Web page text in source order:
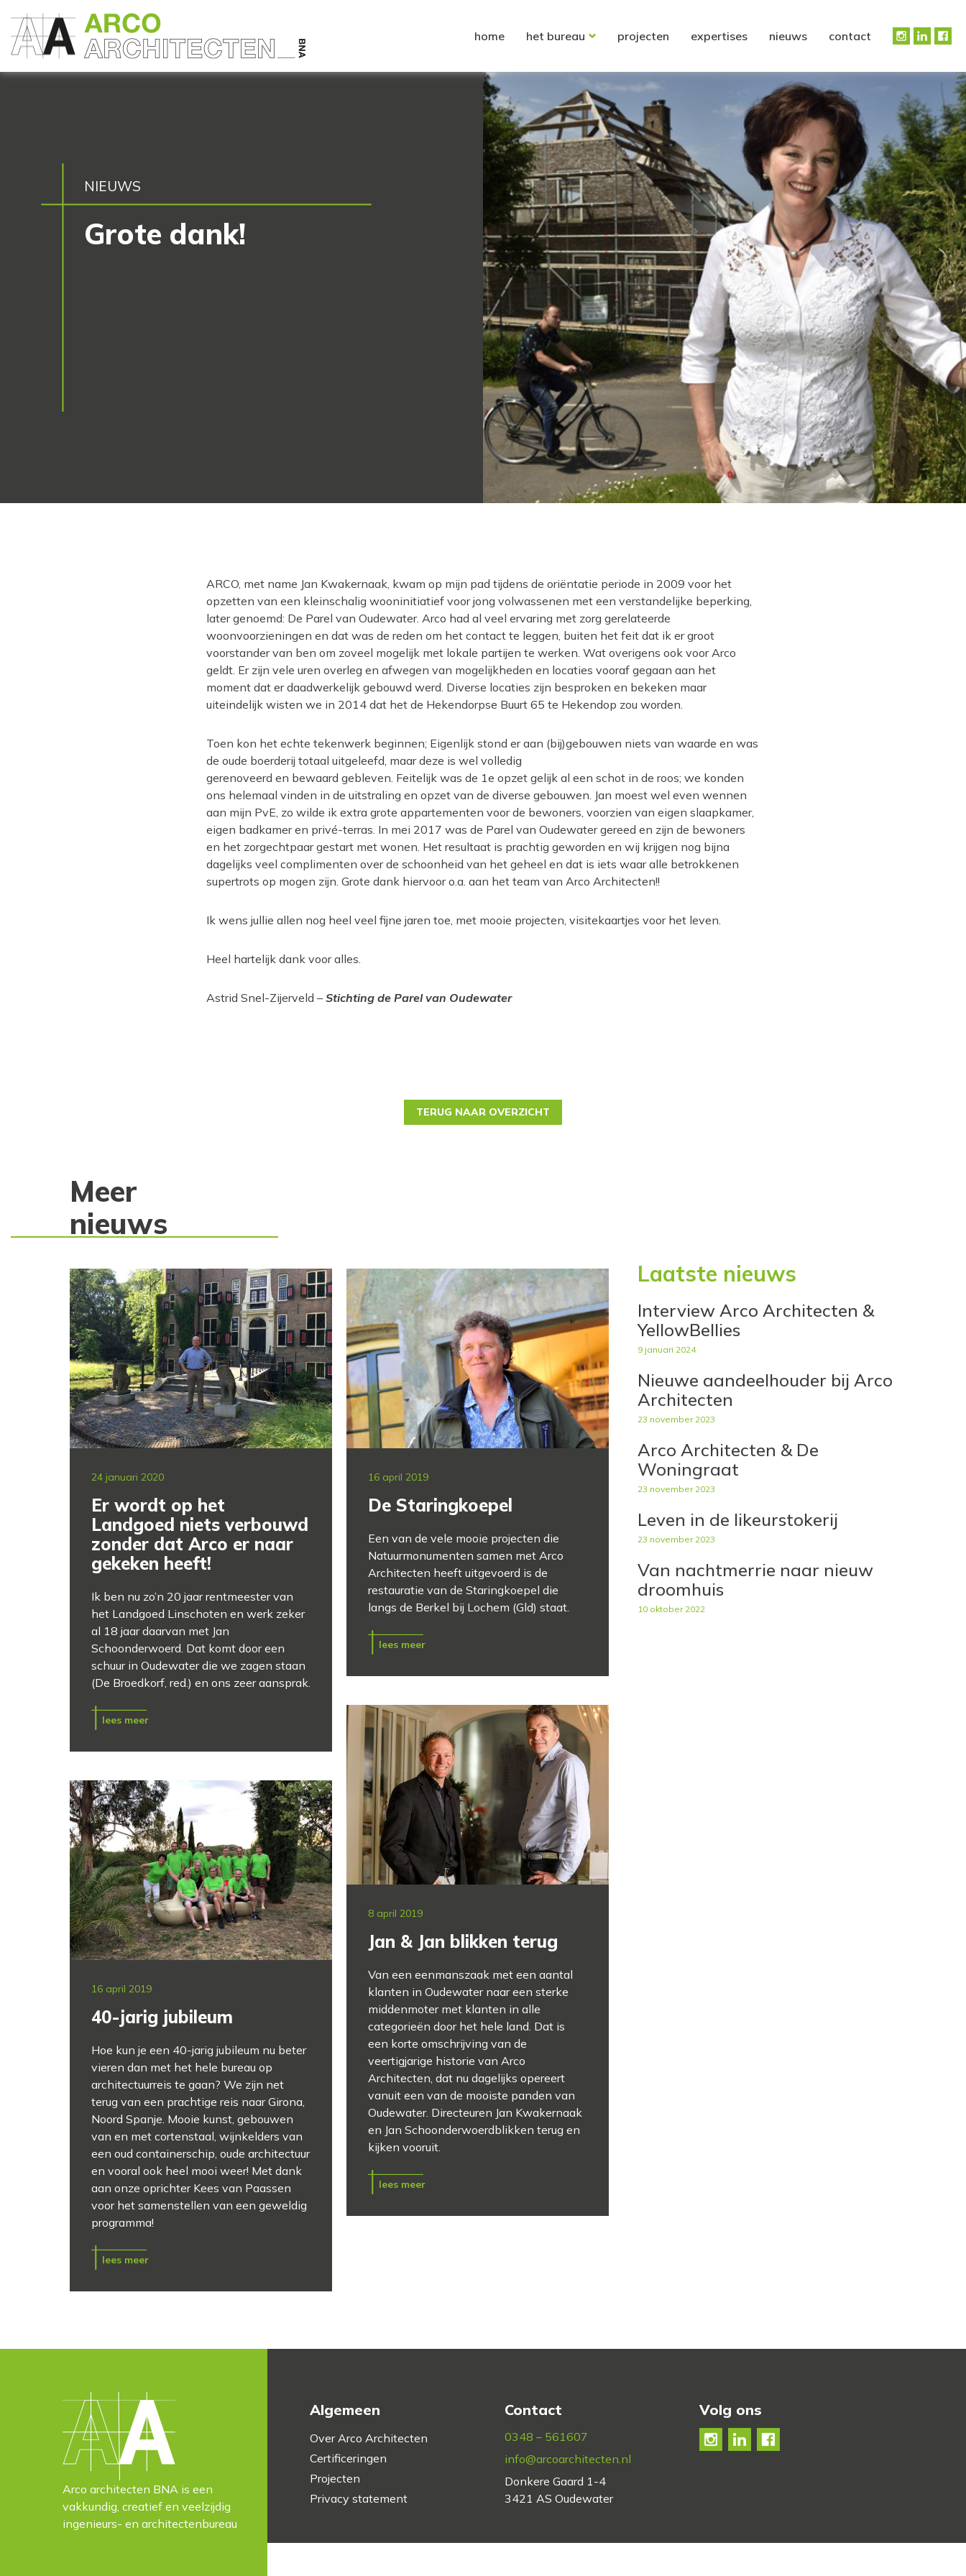
home het bureau projecten expertises nieuws contact
NIEUWS
Grote dank!
ARCO, met name Jan Kwakernaak, kwam op mijn pad tijdens de oriëntatie periode in 2009 voor het
opzetten van een kleinschalig wooninitiatief voor jong volwassenen met een verstandelijke beperking,
later genoemd: De Parel van Oudewater. Arco had al veel ervaring met zorg gerelateerde
woonvoorzieningen en dat was de reden om het contact te leggen, buiten het feit dat ik er groot
voorstander van ben om zoveel mogelijk met lokale partijen te werken. Wat overigens ook voor Arco
geldt. Er zijn vele uren overleg en afwegen van mogelijkheden en locaties vooraf gegaan aan het
moment dat er daadwerkelijk gebouwd werd. Diverse locaties zijn besproken en bekeken maar
uiteindelijk wisten we in 2014 dat het de Hekendorpse Buurt 65 te Hekendop zou worden.
Toen kon het echte tekenwerk beginnen; Eigenlijk stond er aan (bij)gebouwen niets van waarde en was
de oude boerderij totaal uitgeleefd, maar deze is wel volledig
gerenoveerd en bewaard gebleven. Feitelijk was de 1e opzet gelijk al een schot in de roos; we konden
ons helemaal vinden in de uitstraling en opzet van de diverse gebouwen. Jan moest wel even wennen
aan mijn PvE, zo wilde ik extra grote appartementen voor de bewoners, voorzien van eigen slaapkamer,
eigen badkamer en privé-terras. In mei 2017 was de Parel van Oudewater gereed en zijn de bewoners
en het zorgechtpaar gestart met wonen. Het resultaat is prachtig geworden en wij krijgen nog bijna
dagelijks veel complimenten over de schoonheid van het geheel en dat is iets waar alle betrokkenen
supertrots op mogen zijn. Grote dank hiervoor o.a. aan het team van Arco Architecten!!
Ik wens jullie allen nog heel veel fijne jaren toe, met mooie projecten, visitekaartjes voor het leven.
Heel hartelijk dank voor alles.
Astrid Snel-Zijerveld – Stichting de Parel van Oudewater
TERUG NAAR OVERZICHT
Meer
nieuws
24 januari 2020
Er wordt op het
Landgoed niets verbouwd
zonder dat Arco er naar
gekeken heeft!
Ik ben nu zo’n 20 jaar rentmeester van
het Landgoed Linschoten en werk zeker
al 18 jaar daarvan met Jan
Schoonderwoerd. Dat komt door een
schuur in Oudewater die we zagen staan
(De Broedkorf, red.) en ons zeer aansprak.
lees meer
16 april 2019
De Staringkoepel
Een van de vele mooie projecten die
Natuurmonumenten samen met Arco
Architecten heeft uitgevoerd is de
restauratie van de Staringkoepel die
langs de Berkel bij Lochem (Gld) staat.
lees meer
8 april 2019
Jan & Jan blikken terug
Van een eenmanszaak met een aantal
klanten in Oudewater naar een sterke
middenmoter met klanten in alle
categorieën door het hele land. Dat is
een korte omschrijving van de
veertigjarige historie van Arco
Architecten, dat nu dagelijks opereert
vanuit een van de mooiste panden van
Oudewater. Directeuren Jan Kwakernaak
en Jan Schoonderwoerdblikken terug en
kijken vooruit.
lees meer
16 april 2019
40-jarig jubileum
Hoe kun je een 40-jarig jubileum nu beter
vieren dan met het hele bureau op
architectuurreis te gaan? We zijn net
terug van een prachtige reis naar Girona,
Noord Spanje. Mooie kunst, gebouwen
van en met cortenstaal, wijnkelders van
een oud containerschip, oude architectuur
en vooral ook heel mooi weer! Met dank
aan onze oprichter Kees van Paassen
voor het samenstellen van een geweldig
programma!
lees meer
Laatste nieuws
Interview Arco Architecten &
YellowBellies
9 januari 2024
Nieuwe aandeelhouder bij Arco
Architecten
23 november 2023
Arco Architecten & De
Woningraat
23 november 2023
Leven in de likeurstokerij
23 november 2023
Van nachtmerrie naar nieuw
droomhuis
10 oktober 2022
Arco architecten BNA is een
vakkundig, creatief en veelzijdig
ingenieurs- en architectenbureau
Algemeen
Over Arco Architecten
Certificeringen
Projecten
Privacy statement
Contact
0348 – 561607
info@arcoarchitecten.nl
Donkere Gaard 1-4
3421 AS Oudewater
Volg ons